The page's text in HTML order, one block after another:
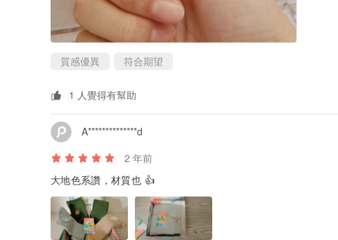
質感優異 符合期望
1 人覺得有幫助
A**************d
2 年前
大地色系讚，材質也 👍